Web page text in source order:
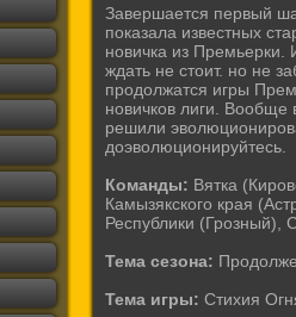
Завершается первый
показала известных
новичка из Премьерки.
ждать не стоит. но не
продолжатся игры
новичков лиги. Вообще
решили
доэволюционируйтесь.
Команды: Вятка
Камызякского края
Республики (Грозный),
Тема сезона:
Тема игры: Стихия